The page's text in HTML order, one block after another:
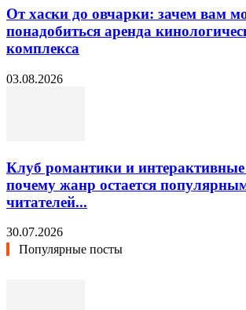
От хаски до овчарки: зачем вам
понадобиться аренда
комплекса
03.08.2026
Клуб романтики и
почему жанр остается
читателей...
30.07.2026
Популярные посты